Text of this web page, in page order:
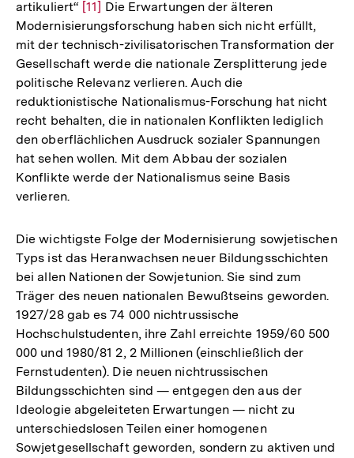
artikuliert“ Zur
Auflösung
der
Fußnote
[11] Die Erwartungen der älteren
Modernisierungsforschung haben sich nicht erfüllt,
mit der technisch-zivilisatorischen Transformation der
Gesellschaft werde die nationale Zersplitterung jede
politische Relevanz verlieren. Auch die
reduktionistische Nationalismus-Forschung hat nicht
recht behalten, die in nationalen Konflikten lediglich
den oberflächlichen Ausdruck sozialer Spannungen
hat sehen wollen. Mit dem Abbau der sozialen
Konflikte werde der Nationalismus seine Basis
verlieren.
Die wichtigste Folge der Modernisierung sowjetischen
Typs ist das Heranwachsen neuer Bildungsschichten
bei allen Nationen der Sowjetunion. Sie sind zum
Träger des neuen nationalen Bewußtseins geworden.
1927/28 gab es 74 000 nichtrussische
Hochschulstudenten, ihre Zahl erreichte 1959/60 500
000 und 1980/81 2, 2 Millionen (einschließlich der
Fernstudenten). Die neuen nichtrussischen
Bildungsschichten sind — entgegen den aus der
Ideologie abgeleiteten Erwartungen — nicht zu
unterschiedslosen Teilen einer homogenen
Sowjetgesellschaft geworden, sondern zu aktiven und